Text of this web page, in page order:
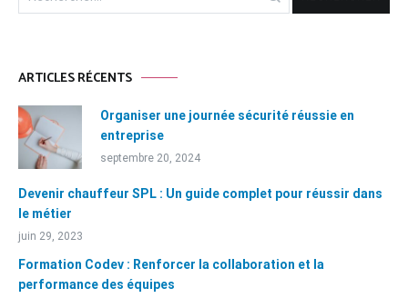
ARTICLES RÉCENTS
Organiser une journée sécurité réussie en
entreprise
septembre 20, 2024
Devenir chauffeur SPL : Un guide complet pour réussir dans
le métier
juin 29, 2023
Formation Codev : Renforcer la collaboration et la
performance des équipes